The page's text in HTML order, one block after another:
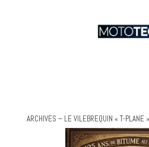
ARCHIVES – LE VILEBREQUIN « T-PLANE »